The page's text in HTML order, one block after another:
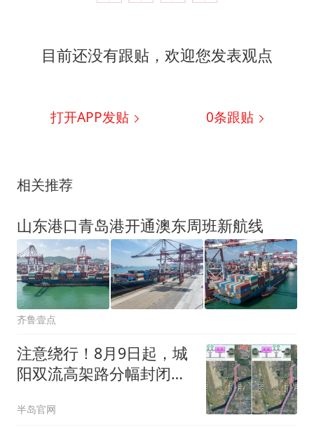
目前还没有跟贴，欢迎您发表观点
打开APP发贴 0条跟贴
相关推荐
山东港口青岛港开通澳东周班新航线
齐鲁壹点
注意绕行！8月9日起，城
阳双流高架路分幅封闭施
半岛官网